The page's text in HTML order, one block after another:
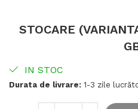
STOCARE
IN STOC
Durata de livrare: 1-3 zile